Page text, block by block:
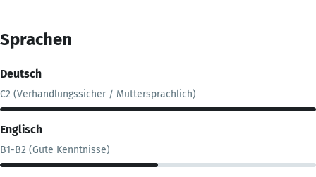
Sprachen
Deutsch
C2 (Verhandlungssicher / Muttersprachlich)
Englisch
B1-B2 (Gute Kenntnisse)